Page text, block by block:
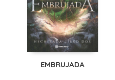
EMBRUJADA